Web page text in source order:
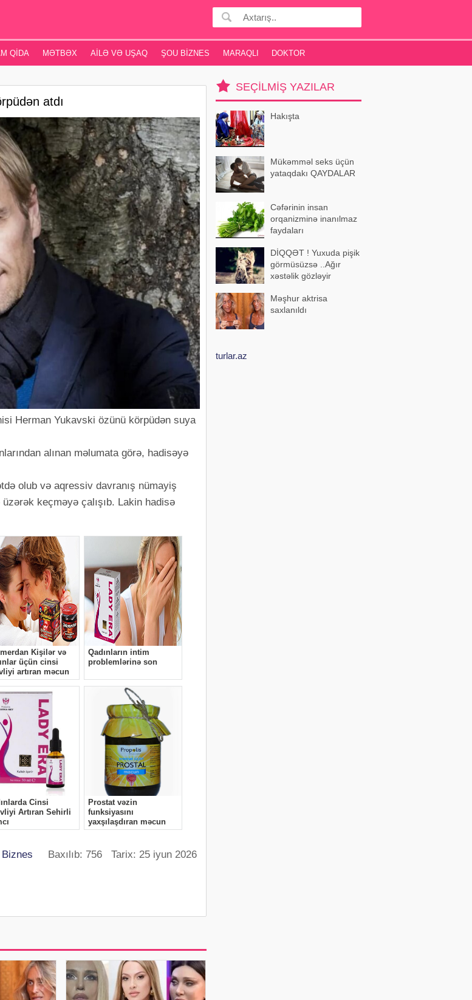
QIDA MƏTBƏX AILƏ VƏ UŞAQ ŞOU BIZNES MARAQLI DOKTOR
atdı
Herman Yukavski özünü körpüdən suya
alınan məlumata görə, hadisəyə
olub və aqressiv davranış nümayiş
keçməyə çalışıb. Lakin hadisə
Biznes Baxılıb: 756 Tarix: 25 iyun 2026
SEÇILMIŞ YAZILAR
Hakışta
Mükəmməl seks üçün
yataqdakı QAYDALAR
Cəfərinin insan
orqanizminə inanılmaz
faydaları
DİQQƏT ! Yuxuda pişik
görmüsüzsə ..Ağır
xəstəlik gözləyir
Məşhur aktrisa
saxlanıldı
turlar.az